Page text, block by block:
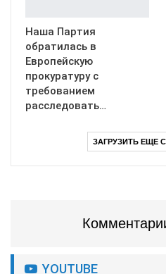
Наша Партия
обратилась в
Европейскую
прокуратуру с
требованием
расследовать…
ЗАГРУЗИТЬ ЕЩЕ
YOUTUBE